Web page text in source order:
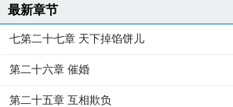
最新章节
七第二十七章 天下掉馅饼儿
第二十六章 催婚
第二十五章 互相欺负